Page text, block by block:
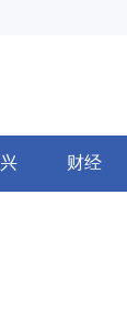
财经